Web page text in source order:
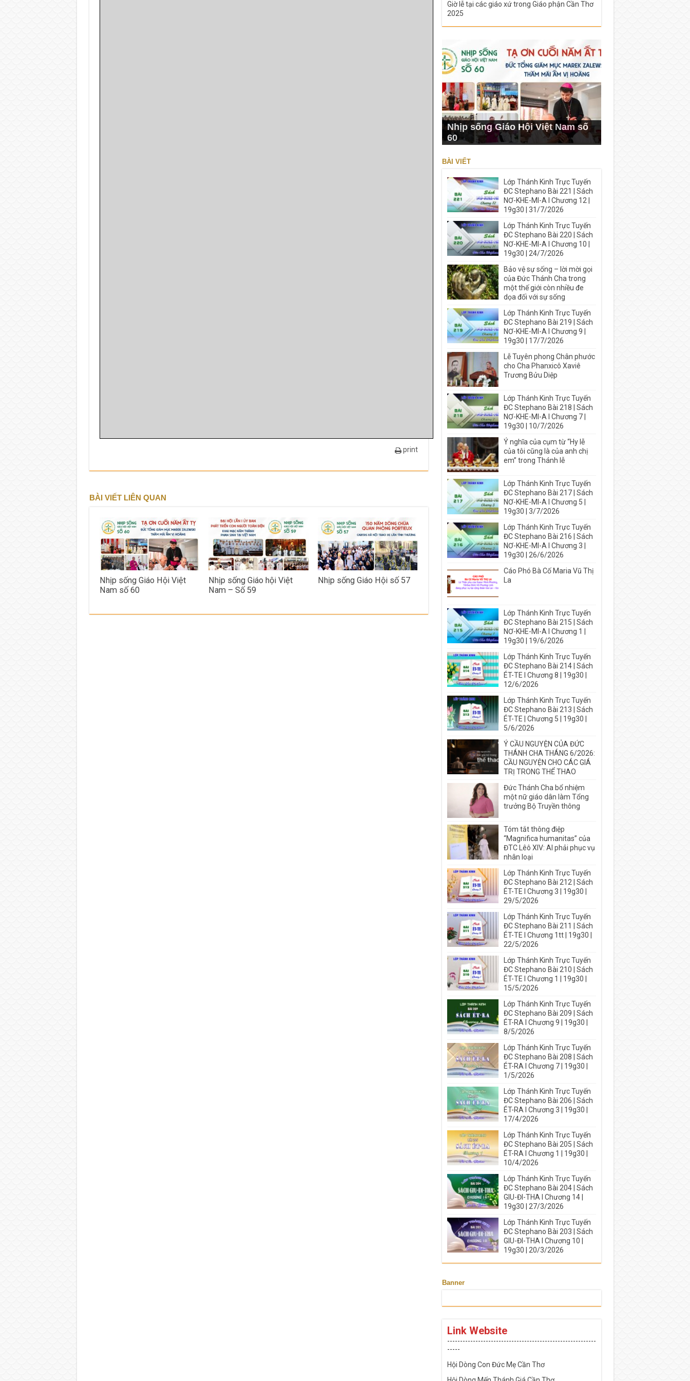
print
BÀI VIẾT LIÊN QUAN
Nhịp sống Giáo Hội Việt
Nam số 60
Nhịp sống Giáo hội Việt
Nam – Số 59
Nhịp sống Giáo Hội số 57
Giờ lễ tại các giáo xứ trong Giáo phận Cần Thơ
2025
Nhịp sống Giáo Hội Việt Nam số
60
BÀI VIẾT
Lớp Thánh Kinh Trực Tuyến
ĐC Stephano Bài 221 | Sách
NƠ-KHE-MI-A I Chương 12 |
19g30 | 31/7/2026
Lớp Thánh Kinh Trực Tuyến
ĐC Stephano Bài 220 | Sách
NƠ-KHE-MI-A I Chương 10 |
19g30 | 24/7/2026
Bảo vệ sự sống – lời mời gọi
của Đức Thánh Cha trong
một thế giới còn nhiều đe
dọa đối với sự sống
Lớp Thánh Kinh Trực Tuyến
ĐC Stephano Bài 219 | Sách
NƠ-KHE-MI-A I Chương 9 |
19g30 | 17/7/2026
Lễ Tuyên phong Chân phước
cho Cha Phanxicô Xaviê
Trương Bửu Diệp
Lớp Thánh Kinh Trực Tuyến
ĐC Stephano Bài 218 | Sách
NƠ-KHE-MI-A I Chương 7 |
19g30 | 10/7/2026
Ý nghĩa của cụm từ “Hy lễ
của tôi cũng là của anh chị
em” trong Thánh lễ
Lớp Thánh Kinh Trực Tuyến
ĐC Stephano Bài 217 | Sách
NƠ-KHE-MI-A I Chương 5 |
19g30 | 3/7/2026
Lớp Thánh Kinh Trực Tuyến
ĐC Stephano Bài 216 | Sách
NƠ-KHE-MI-A I Chương 3 |
19g30 | 26/6/2026
Cáo Phó Bà Cố Maria Vũ Thị
La
Lớp Thánh Kinh Trực Tuyến
ĐC Stephano Bài 215 | Sách
NƠ-KHE-MI-A I Chương 1 |
19g30 | 19/6/2026
Lớp Thánh Kinh Trực Tuyến
ĐC Stephano Bài 214 | Sách
ÉT-TE I Chương 8 | 19g30 |
12/6/2026
Lớp Thánh Kinh Trực Tuyến
ĐC Stephano Bài 213 | Sách
ÉT-TE | Chương 5 | 19g30 |
5/6/2026
Ý CẦU NGUYỆN CỦA ĐỨC
THÁNH CHA THÁNG 6/2026:
CẦU NGUYỆN CHO CÁC GIÁ
TRỊ TRONG THỂ THAO
Đức Thánh Cha bổ nhiệm
một nữ giáo dân làm Tổng
trưởng Bộ Truyền thông
Tóm tắt thông điệp
“Magnifica humanitas” của
ĐTC Lêô XIV: AI phải phục vụ
nhân loại
Lớp Thánh Kinh Trực Tuyến
ĐC Stephano Bài 212 | Sách
ÉT-TE I Chương 3 | 19g30 |
29/5/2026
Lớp Thánh Kinh Trực Tuyến
ĐC Stephano Bài 211 | Sách
ÉT-TE I Chương 1tt | 19g30 |
22/5/2026
Lớp Thánh Kinh Trực Tuyến
ĐC Stephano Bài 210 | Sách
ÉT-TE I Chương 1 | 19g30 |
15/5/2026
Lớp Thánh Kinh Trực Tuyến
ĐC Stephano Bài 209 | Sách
ÉT-RA I Chương 9 | 19g30 |
8/5/2026
Lớp Thánh Kinh Trực Tuyến
ĐC Stephano Bài 208 | Sách
ÉT-RA I Chương 7 | 19g30 |
1/5/2026
Lớp Thánh Kinh Trực Tuyến
ĐC Stephano Bài 206 | Sách
ÉT-RA I Chương 3 | 19g30 |
17/4/2026
Lớp Thánh Kinh Trực Tuyến
ĐC Stephano Bài 205 | Sách
ÉT-RA I Chương 1 | 19g30 |
10/4/2026
Lớp Thánh Kinh Trực Tuyến
ĐC Stephano Bài 204 | Sách
GIU-ĐI-THA I Chương 14 |
19g30 | 27/3/2026
Lớp Thánh Kinh Trực Tuyến
ĐC Stephano Bài 203 | Sách
GIU-ĐI-THA I Chương 10 |
19g30 | 20/3/2026
Banner
Link Website
----------------------------------------------------------
-----
Hội Dòng Con Đức Mẹ Cần Thơ